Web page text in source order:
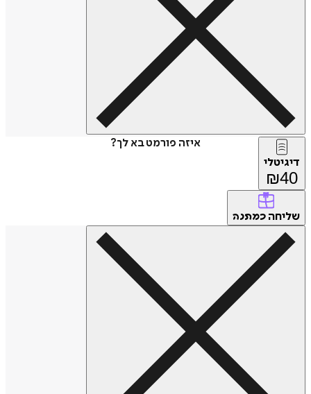
איזה פורמט בא לך?
דיגיטלי
₪40
שליחה כמתנה